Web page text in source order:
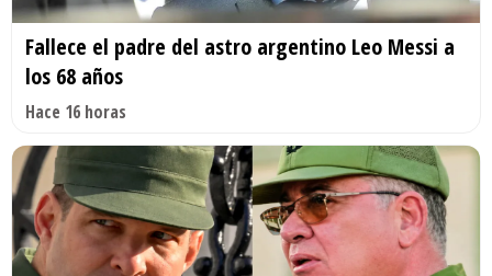
Fallece el padre del astro argentino Leo Messi a
los 68 años
Hace 16 horas